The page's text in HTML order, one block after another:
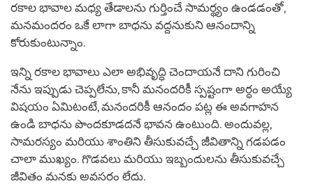
రకాల భావాల మధ్య తేడాలను గుర్తించే సామర్థ్యం ఉండడంతో,
మనమందరం ఒకే లాగా బాధను వద్దనుకుని ఆనందాన్ని
కోరుకుంటున్నాం.
ఇన్ని రకాల భావాలు ఎలా అభివృద్ధి చెందాయనే దాని గురించి
నేను ఇప్పుడు చెప్పలేను, కానీ మనందరికీ స్పష్టంగా అర్ధం అయ్యే
విషయం ఏమిటంటే, మనందరికీ ఆనందం పట్ల ఈ అవగాహన
ఉండి బాధను పొందకూడదనే భావన ఉంటుంది. అందువల్ల,
సామరస్యం మరియు శాంతిని తీసుకువచ్చే జీవితాన్ని గడపడం
చాలా ముఖ్యం. గొడవలు మరియు ఇబ్బందులను తీసుకువచ్చే
జీవితం మనకు అవసరం లేదు.